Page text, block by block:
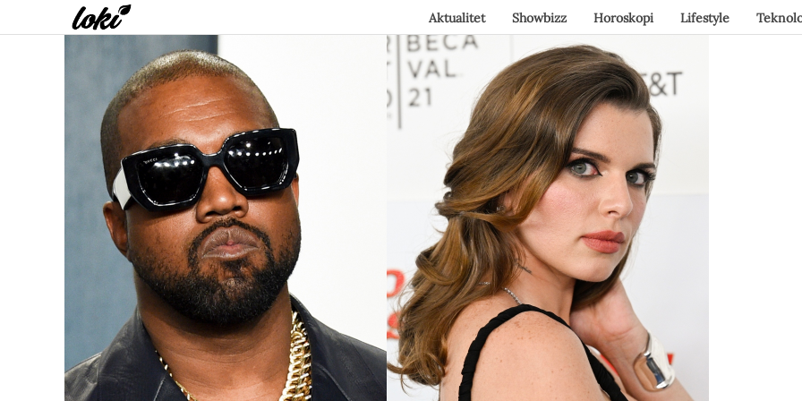
Aktualitet Showbizz Horoskopi Lifestyle